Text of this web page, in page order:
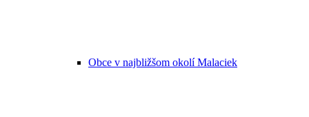
Obce v najbližšom okolí Malaciek